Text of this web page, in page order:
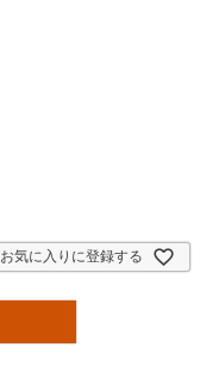
お気に入りに登録する